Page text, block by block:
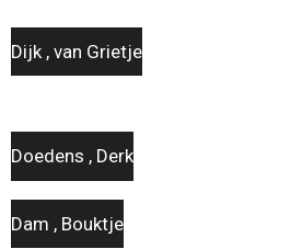
Dijk , van Grietje
Doedens , Derk
Dam , Bouktje